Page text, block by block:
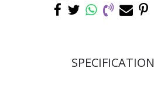
SPECIFICATION